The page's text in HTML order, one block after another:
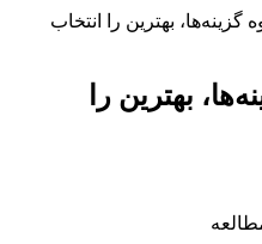
گزینه‌ها، بهترین را انتخاب
بهترین را